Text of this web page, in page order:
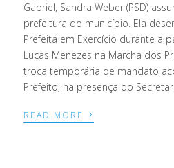
Gabriel, Sandra Weber (PSD)
prefeitura do município. Ela
Prefeita em Exercício durante a
Lucas Menezes na Marcha dos
troca temporária de mandato
Prefeito, na presença do
READ MORE ›